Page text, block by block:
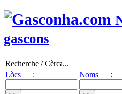
gascons
Recherche / Cèrca...
Lòcs :
Noms :